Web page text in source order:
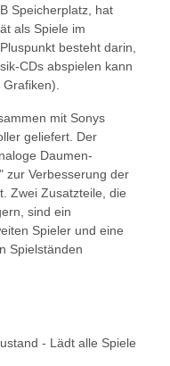
Speicherplatz, hat
als Spiele im
besteht darin,
CDs abspielen kann
Grafiken).
mit Sonys
geliefert. Der
Daumen-
zur Verbesserung der
Zwei Zusatzteile, die
sind ein
Spieler und eine
Spielständen
- Lädt alle Spiele